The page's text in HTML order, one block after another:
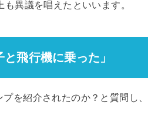
異議を唱えたといいます。
飛行機に乗った」
を紹介されたのか？と質問し